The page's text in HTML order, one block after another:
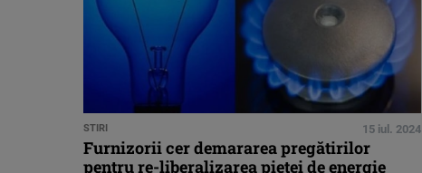
STIRI 15 iul. 2024
Furnizorii cer demararea pregătirilor
pentru re-liberalizarea pieţei de energie